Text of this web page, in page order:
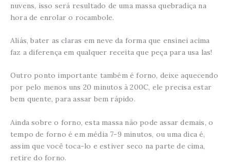
nuvens, isso será resultado de uma massa quebradiça na
hora de enrolar o rocambole.
Aliás, bater as claras em neve da forma que ensinei acima
faz a diferença em qualquer receita que peça para usa las!
Outro ponto importante também é forno, deixe aquecendo
por pelo menos uns 20 minutos à 200C, ele precisa estar
bem quente, para assar bem rápido.
Ainda sobre o forno, esta massa não pode assar demais, o
tempo de forno é em média 7-9 minutos, ou uma dica é,
assim que você toca-lo e estiver seco na parte de cima,
retire do forno.